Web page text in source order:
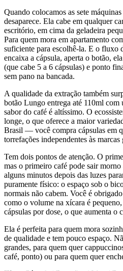
Quando colocamos as sete
desaparece. Ela cabe em qualquer
escritório, em cima da geladeira
Para quem mora em apartamento
suficiente para escolhê-la. E o fluxo
encaixa a cápsula, aperta o botão,
(que cabe 5 a 6 cápsulas) e ponto
sem pano na bancada.
A qualidade da extração também
botão Lungo entrega até 110ml com
sabor do café é altíssimo. O
longe, o que oferece a maior
Brasil — você compra cápsulas em
torrefações independentes às marcas
Tem dois pontos de atenção. O
mas o primeiro café pode sair morno
alguns minutos depois das luzes
puramente físico: o espaço sob o
normais não cabem. Você é
como o volume na xícara é
cápsulas por dose, o que aumenta o
Ela é perfeita para quem mora
de qualidade e tem pouco espaço.
grandes, para quem quer
café, ponto) ou para quem quer